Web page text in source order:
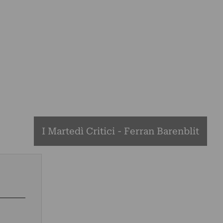
I Martedì Critici - Ferran Barenblit